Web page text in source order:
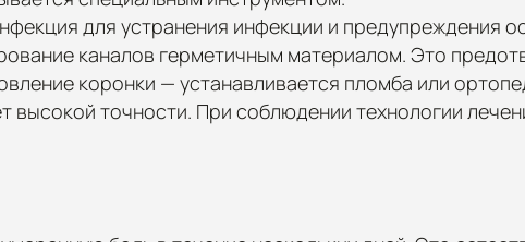
для устранения инфекции и предупреждения
каналов герметичным материалом. Это
коронки — устанавливается пломба или
высокой точности. При соблюдении технологии